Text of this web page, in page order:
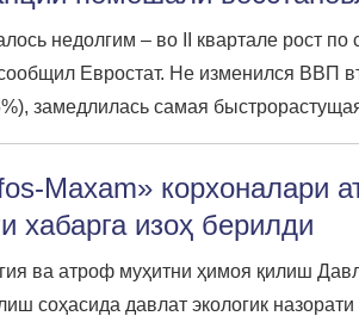
недолгим – во II квартале рост
Евростат. Не изменился ВВП
замедлилась самая
Maxam» корхоналари
хабарга изоҳ берилди
ва атроф муҳитни ҳимоя қилиш
соҳасида давлат экологик